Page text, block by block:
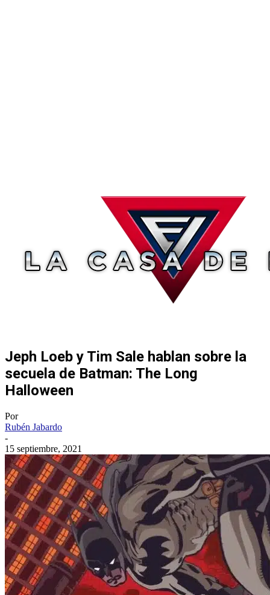
Jeph Loeb y Tim Sale hablan sobre la
secuela de Batman: The Long
Halloween
Por
Rubén Jabardo
-
15 septiembre, 2021